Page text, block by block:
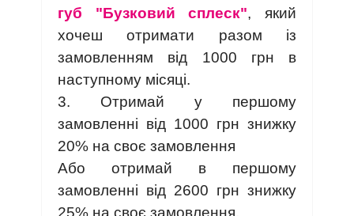
губ "Бузковий сплеск", який
хочеш отримати разом із
замовленням від 1000 грн в
наступному місяці.
3. Отримай у першому
замовленні від 1000 грн знижку
20% на своє замовлення
Або отримай в першому
замовленні від 2600 грн знижку
25% на своє замовлення.